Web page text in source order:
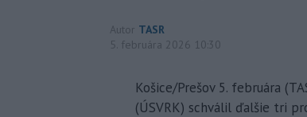
Autor TASR
5. februára 2026 10:30
Košice/Prešov 5. februára
(ÚSVRK) schválil ďalšie tri